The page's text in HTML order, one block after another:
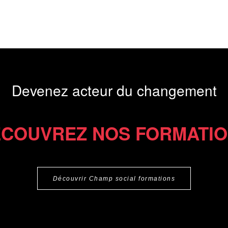
Devenez acteur du changement
NOS
Découvrir Champ social formations